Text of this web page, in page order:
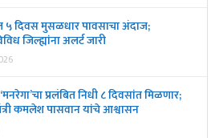
५ दिवस मुसळधार पावसाचा अंदाज;
जिल्ह्यांना अलर्ट जारी
‘मनरेगा’चा प्रलंबित निधी ८ दिवसांत मिळणार;
कमलेश पासवान यांचे आश्वासन